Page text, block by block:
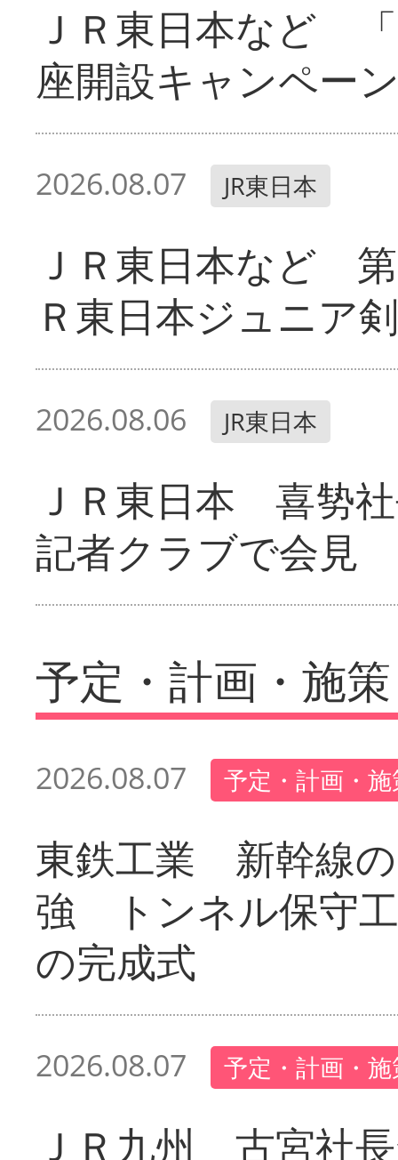
ＪＲ東日本など
座開設キャンペー
2026.08.07 JR東日本
ＪＲ東日本など
Ｒ東日本ジュニア
2026.08.06 JR東日本
ＪＲ東日本 喜㔟
記者クラブで会見
予定・計画・施策
2026.08.07 予定・計画・
東鉄工業 新幹線
強 トンネル保守
の完成式
2026.08.07 予定・計画・
ＪＲ九州 古宮社